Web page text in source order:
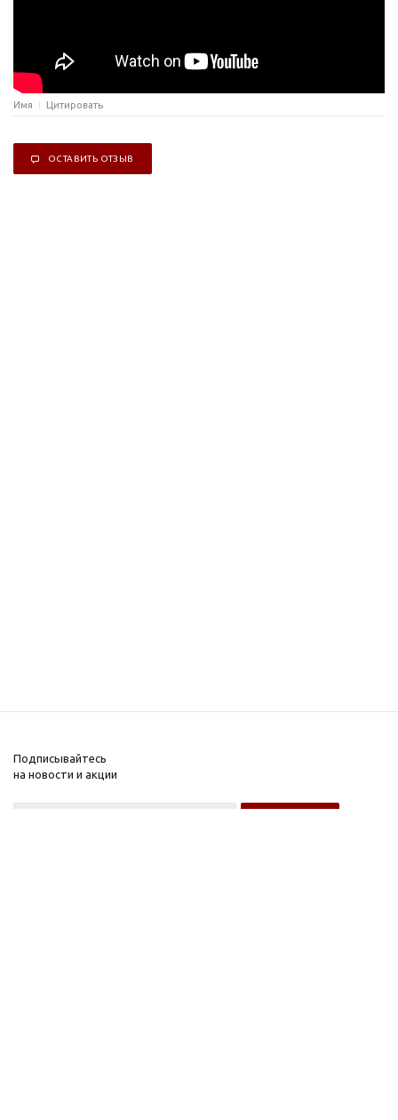
Имя Цитировать
ОСТАВИТЬ ОТЗЫВ
Подписывайтесь
на новости и акции